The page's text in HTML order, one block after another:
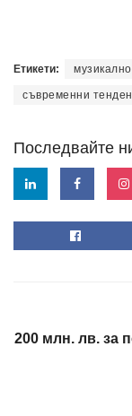
Етикети:
съвременни
Последвайте
200 млн. лв. за